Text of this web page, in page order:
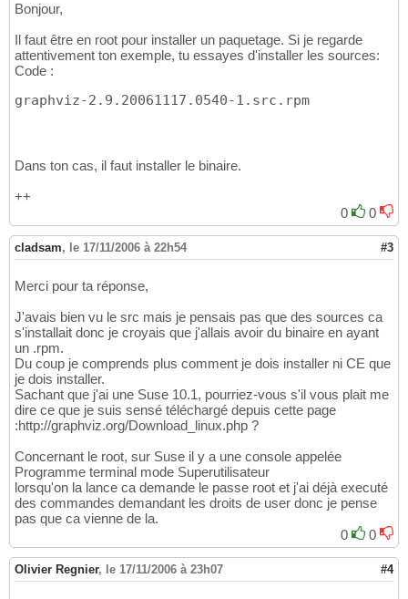
Bonjour,
Il faut être en root pour installer un paquetage. Si je regarde
attentivement ton exemple, tu essayes d'installer les sources:
Code :
graphviz-2.9.20061117.0540-1.src.rpm
Dans ton cas, il faut installer le binaire.
++
0
0
cladsam, le 17/11/2006 à 22h54 #3
Merci pour ta réponse,
J'avais bien vu le src mais je pensais pas que des sources ca
s'installait donc je croyais que j'allais avoir du binaire en ayant
un .rpm.
Du coup je comprends plus comment je dois installer ni CE que
je dois installer.
Sachant que j'ai une Suse 10.1, pourriez-vous s'il vous plait me
dire ce que je suis sensé téléchargé depuis cette page
:http://graphviz.org/Download_linux.php ?
Concernant le root, sur Suse il y a une console appelée
Programme terminal mode Superutilisateur
lorsqu'on la lance ca demande le passe root et j'ai déjà executé
des commandes demandant les droits de user donc je pense
pas que ca vienne de la.
0
0
Olivier Regnier, le 17/11/2006 à 23h07 #4